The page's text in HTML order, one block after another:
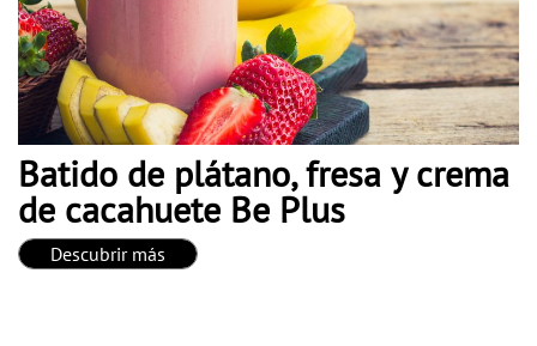
Batido de plátano, fresa y crema
de cacahuete Be Plus
Descubrir más